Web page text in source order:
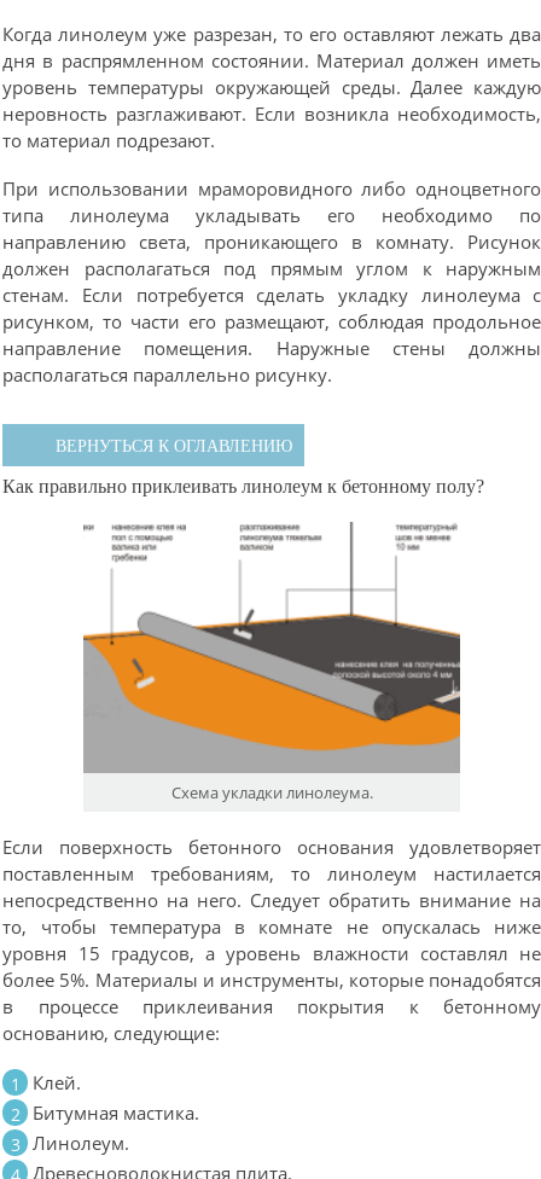
Когда линолеум уже разрезан, то его оставляют лежать два
дня в распрямленном состоянии. Материал должен иметь
уровень температуры окружающей среды. Далее каждую
неровность разглаживают. Если возникла необходимость,
то материал подрезают.
При использовании мраморовидного либо одноцветного
типа линолеума укладывать его необходимо по
направлению света, проникающего в комнату. Рисунок
должен располагаться под прямым углом к наружным
стенам. Если потребуется сделать укладку линолеума с
рисунком, то части его размещают, соблюдая продольное
направление помещения. Наружные стены должны
располагаться параллельно рисунку.
ВЕРНУТЬСЯ К ОГЛАВЛЕНИЮ
Как правильно приклеивать линолеум к бетонному полу?
Схема укладки линолеума.
Если поверхность бетонного основания удовлетворяет
поставленным требованиям, то линолеум настилается
непосредственно на него. Следует обратить внимание на
то, чтобы температура в комнате не опускалась ниже
уровня 15 градусов, а уровень влажности составлял не
более 5%. Материалы и инструменты, которые понадобятся
в процессе приклеивания покрытия к бетонному
основанию, следующие:
Клей.
Битумная мастика.
Линолеум.
Древесноволокнистая плита.